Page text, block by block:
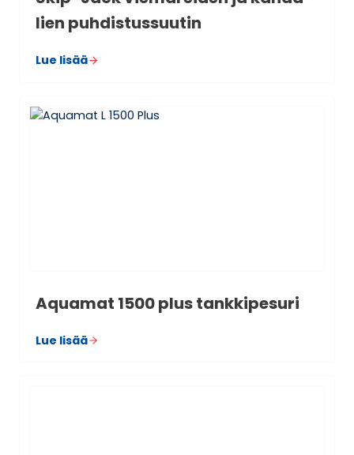
lien puh­dis­tus­suu­tin
Lue lisää
Aqua­mat 1500 plus tank­ki­pe­suri
Lue lisää